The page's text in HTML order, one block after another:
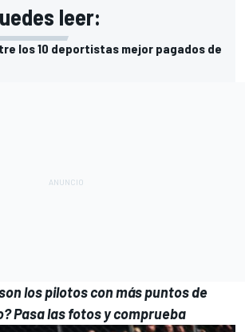
leer:
los 10 deportistas mejor pagados de
los pilotos con más puntos de
Pasa las fotos y comprueba